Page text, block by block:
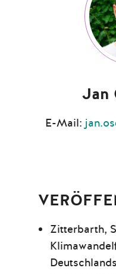
Jan
E-Mail:
Zitterbarth,